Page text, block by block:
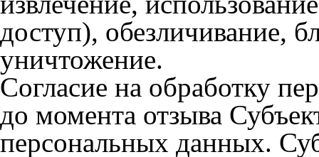
доступ), обезличивание,
уничтожение.
Согласие на обработку
до момента отзыва
персональных данных.